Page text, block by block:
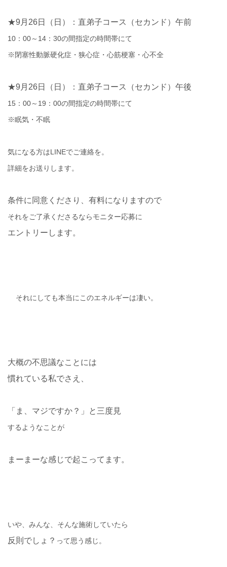
★9 月 26日（日）：直弟子コース（セカンド）午前
10 ： 00～ 14 ： 30の間指定の時間帯にて
※ 閉塞性動脈硬化症・狭心症・心筋梗塞・心不全
★9 月 26日（日）：直弟子コース（セカンド）午後
15 ： 00～ 19 ： 00の間指定の時間帯にて
※眠気・不眠
気になる方はLINEでご連絡を。
詳細をお送りします。
条件に同意くださり、有料になりますので
それをご了承くださるならモニター応募に
エントリーします。
それにしても本当にこのエネルギーは凄い。
大概の不思議なことには
慣れている私でさえ、
「ま、マジですか？」と三度見
するようなことが
まーまーな感じで起こってます。
いや、みんな、そんな施術していたら
反則でしょ？ って思う感じ。